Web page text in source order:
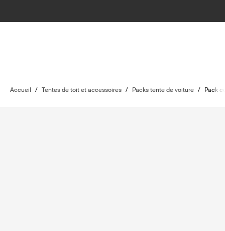
Accueil / Tentes de toit et accessoires / Packs tente de voiture / Pack